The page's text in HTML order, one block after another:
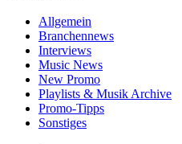
Allgemein
Branchennews
Interviews
Music News
New Promo
Playlists & Musik Archive
Promo-Tipps
Sonstiges